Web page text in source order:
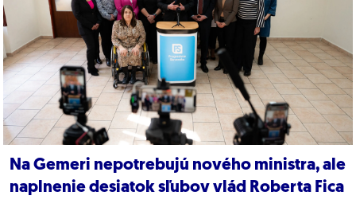
Na Gemeri nepotrebujú nového ministra, ale
naplnenie desiatok sľubov vlád Roberta Fica